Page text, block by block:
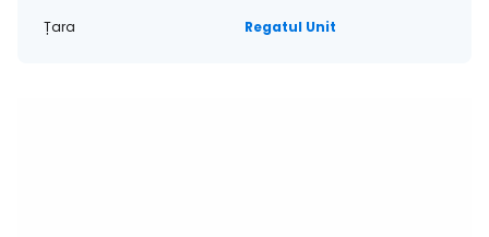
Țara
Regatul Unit